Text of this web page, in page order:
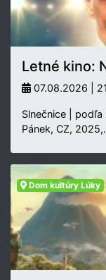
Letné kino:
07.08.2026 |
Slnečnice | podľa
Pánek, CZ,
Dom kultúry Lúky